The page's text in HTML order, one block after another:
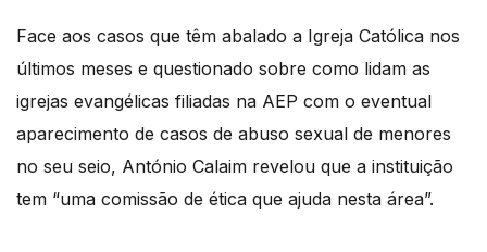
Face aos casos que têm abalado a Igreja Católica nos
últimos meses e questionado sobre como lidam as
igrejas evangélicas filiadas na AEP com o eventual
aparecimento de casos de abuso sexual de menores
no seu seio, António Calaim revelou que a instituição
tem “uma comissão de ética que ajuda nesta área”.